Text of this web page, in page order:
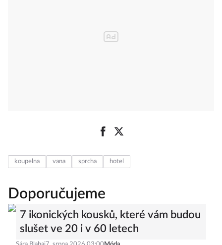
koupelna vana sprcha hotel
Doporučujeme
7 ikonických kousků, které vám budou
slušet ve 20 i v 60 letech